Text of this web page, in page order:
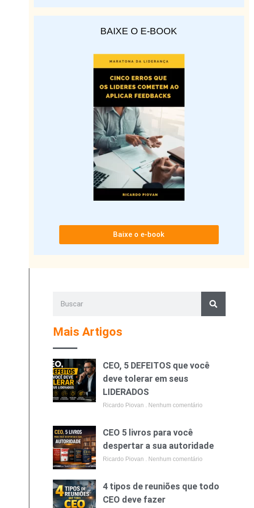
BAIXE O E-BOOK
Baixe o e-book
Mais Artigos
CEO, 5 DEFEITOS que você
deve tolerar em seus
LIDERADOS
Ricardo Piovan Nenhum comentário
CEO 5 livros para você
despertar a sua autoridade
Ricardo Piovan Nenhum comentário
4 tipos de reuniões que todo
CEO deve fazer